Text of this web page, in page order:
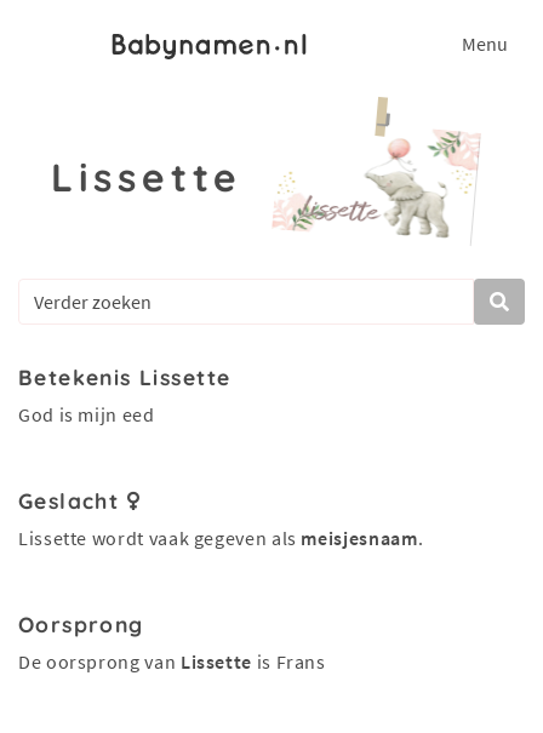
Menu
Lissette
Betekenis Lissette
God is mijn eed
Geslacht
Lissette wordt vaak gegeven als meisjesnaam.
Oorsprong
De oorsprong van Lissette is Frans